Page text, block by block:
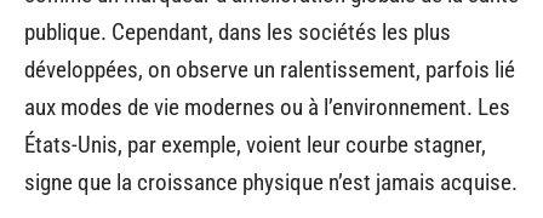
publique. Cependant, dans les sociétés les plus
développées, on observe un ralentissement, parfois lié
aux modes de vie modernes ou à l’environnement. Les
États-Unis, par exemple, voient leur courbe stagner,
signe que la croissance physique n’est jamais acquise.